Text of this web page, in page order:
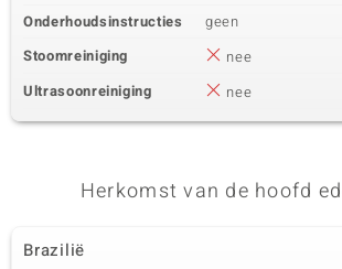
Onderhoudsinstructies
geen
Stoomreiniging
nee
Ultrasoonreiniging
nee
Herkomst van de hoofd
Brazilië